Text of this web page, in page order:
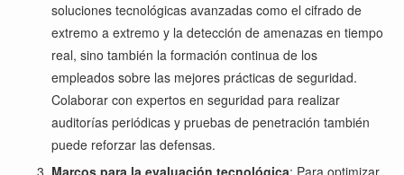
soluciones tecnológicas avanzadas como el cifrado de
extremo a extremo y la detección de amenazas en tiempo
real, sino también la formación continua de los
empleados sobre las mejores prácticas de seguridad.
Colaborar con expertos en seguridad para realizar
auditorías periódicas y pruebas de penetración también
puede reforzar las defensas.